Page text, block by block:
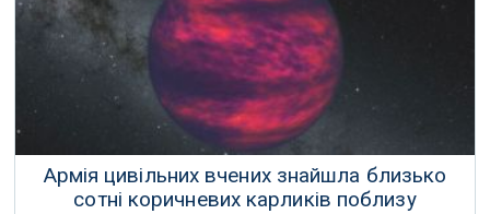
24 Листопада 2019 р.
Армія цивільних вчених знайшла близько
сотні коричневих карликів поблизу